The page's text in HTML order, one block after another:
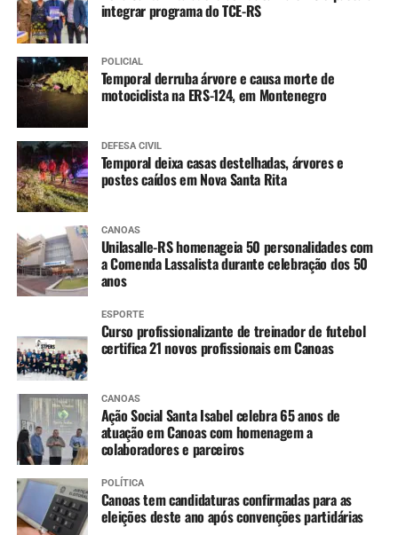
Varicela (1ª dose)
Hepatite A (1ª dose)
4 anos:
Tríplice bacteriana – DTP (2ª dose reforço)
Pólio (2ª dose reforço)
A partir dos 7 anos
Difteria e Tétano –
vacinal)
9 a 14 anos
HPV (dose única)
10 a 14 anos
Dengue (2 doses, com intervalo de 3 meses entre
as doses)
Meningo ACWY (dose única)
integrar programa do TCE-RS
POLICIAL
Temporal derruba árvore e causa morte de
motociclista na ERS-124, em Montenegro
DEFESA CIVIL
Temporal deixa casas destelhadas, árvores e
postes caídos em Nova Santa Rita
CANOAS
Unilasalle-RS homenageia 50 personalidades com
a Comenda Lassalista durante celebração dos 50
anos
ESPORTE
Curso profissionalizante de treinador de futebol
certifica 21 novos profissionais em Canoas
CANOAS
Ação Social Santa Isabel celebra 65 anos de
atuação em Canoas com homenagem a
colaboradores e parceiros
POLÍTICA
Canoas tem candidaturas confirmadas para as
eleições deste ano após convenções partidárias